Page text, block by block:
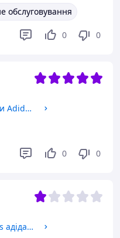
обслуговування
0 0
Літній костюм футболка і шорти Adidas . Літній спортивний костюм шорти і футболка Adidas
0 0
Літня чоловіча футболка Adidas адідас два кольори L